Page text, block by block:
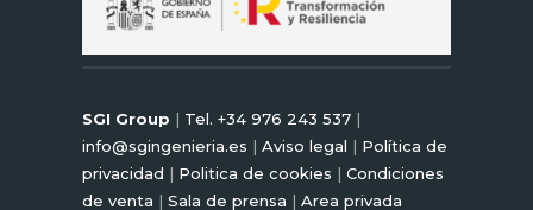
SGI Group | Tel. +34 976 243 537 |
info@sgingenieria.es | Aviso legal | Política de
privacidad | Politica de cookies | Condiciones
de venta | Sala de prensa | Area privada